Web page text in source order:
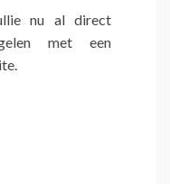
nu al direct
met een